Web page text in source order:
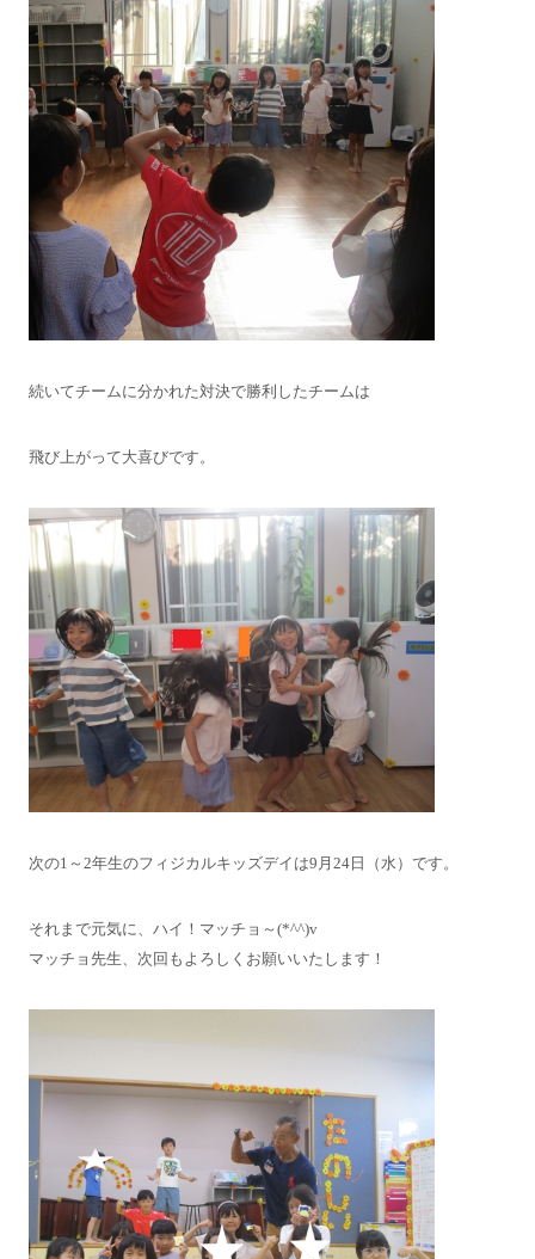
続いてチームに分かれた対決で勝利したチームは
飛び上がって大喜びです。
次の1～2年生のフィジカルキッズデイは9月24日（水）です。
それまで元気に、ハイ！マッチョ～(*^^)v
マッチョ先生、次回もよろしくお願いいたします！